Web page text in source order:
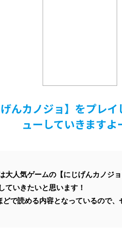
げんカノジョ】をプレ
ューしていきますよ
大人気ゲームの【にじげんカノジ
ていきたいと思います！
どで読める内容となっているので